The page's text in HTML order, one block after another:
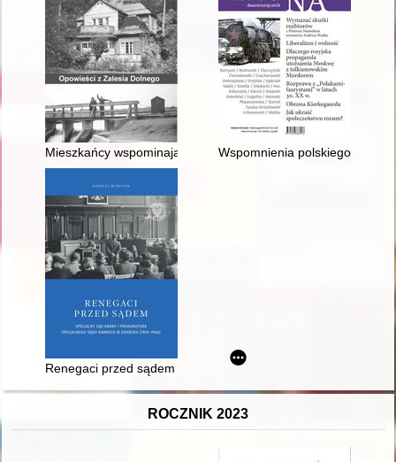
Mieszkańcy wspominają. Cz. 4 Wspomnienia polskiego
Renegaci przed sądem : Specjalny Sąd Karny i Prokuratura
ROCZNIK 2023